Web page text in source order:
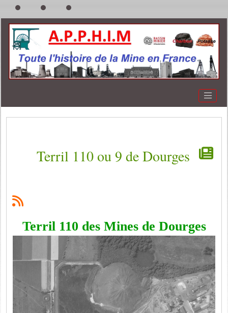
Terril 110 ou 9 de Dourges
Terril 110 des Mines de Dourges